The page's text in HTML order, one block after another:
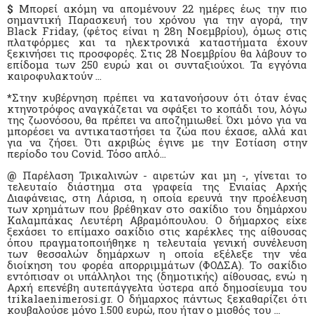
$ Μπορεί ακόμη να απομένουν 22 ημέρες έως την πιο
σημαντική Παρασκευή του χρόνου για την αγορά, την
Black Friday, (φέτος είναι η 28η Νοεμβρίου), όμως στις
πλατφόρμες και τα ηλεκτρονικά καταστήματα έχουν
ξεκινήσει τις προσφορές. Στις 28 Νοεμβρίου θα λάβουν το
επίδομα των 250 ευρώ και οι συνταξιούχοι. Τα εγγόνια
καιροφυλακτούν …
*Στην κυβέρνηση πρέπει να κατανοήσουν ότι όταν ένας
κτηνοτρόφος αναγκάζεται να σφάξει το κοπάδι του, λόγω
της ζωονόσου, θα πρέπει να αποζημιωθεί. Όχι μόνο για να
μπορέσει να αντικαταστήσει τα ζώα που έχασε, αλλά και
για να ζήσει. Ότι ακριβώς έγινε με την Εστίαση στην
περίοδο του Covid. Τόσο απλό…
@ Παρέλαση Τρικαλινών - αιρετών και μη -, γίνεται το
τελευταίο διάστημα στα γραφεία της Ενιαίας Αρχής
Διαφάνειας, στη Λάρισα, η οποία ερευνά την προέλευση
των χρημάτων που βρέθηκαν στο σακίδιο του δημάρχου
Καλαμπάκας Λευτέρη Αβραμόπουλου. Ο δήμαρχος είχε
ξεχάσει το επίμαχο σακίδιο στις καρέκλες της αίθουσας
όπου πραγματοποιήθηκε η τελευταία γενική συνέλευση
των θεσσαλών δημάρχων η οποία εξέλεξε την νέα
διοίκηση του φορέα απορριμμάτων (ΦΟΔΣΑ). Το σακίδιο
εντόπισαν οι υπάλληλοι της (δημοτικής) αίθουσας, ενώ η
Αρχή επενέβη αυτεπάγγελτα ύστερα από δημοσίευμα του
trikalaenimerosi.gr. Ο δήμαρχος πάντως ξεκαθαρίζει ότι
κουβαλούσε μόνο 1.500 ευρώ, που ήταν ο μισθός του …